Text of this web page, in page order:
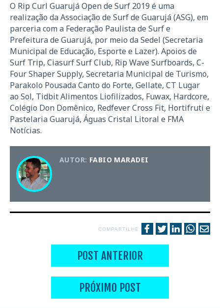
O Rip Curl Guarujá Open de Surf 2019 é uma
realização da Associação de Surf de Guarujá (ASG), em
parceria com a Federação Paulista de Surf e
Prefeitura de Guarujá, por meio da Sedel (Secretaria
Municipal de Educação, Esporte e Lazer). Apoios de
Surf Trip, Ciasurf Surf Club, Rip Wave Surfboards, C-
Four Shaper Supply, Secretaria Municipal de Turismo,
Parakolo Pousada Canto do Forte, Gellate, CT Lugar
ao Sol, Tidbit Alimentos Liofilizados, Fuwax, Hardcore,
Colégio Don Domênico, Redfever Cross Fit, Hortifruti e
Pastelaria Guarujá, Águas Cristal Litoral e FMA
Notícias.
AUTOR: FABIO MARADEI
COMPARTILHE
POST ANTERIOR
PRÓXIMO POST